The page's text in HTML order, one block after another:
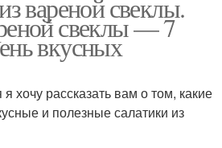
вареной свеклы.
свеклы — 7
вкусных
хочу рассказать вам о том, какие
и полезные салатики из